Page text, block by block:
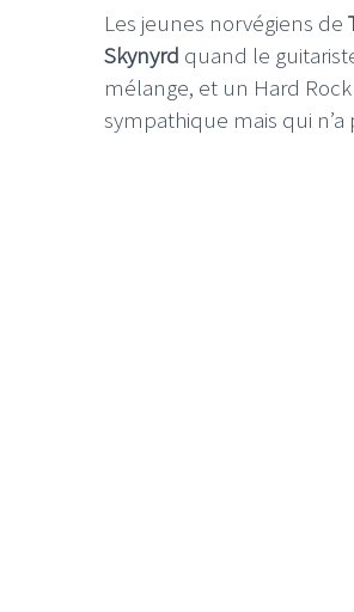
Les jeunes norvégiens de
Skynyrd quand le
mélange, et un Hard
sympathique mais qui